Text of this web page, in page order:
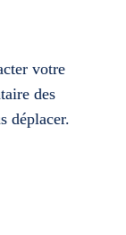
votre
des
déplacer.